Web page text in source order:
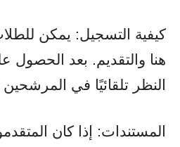
كيفية التسجيل: يمكن
هنا والتقديم. بعد الحصول
النظر تلقائيًا في
المستندات: إذا كان